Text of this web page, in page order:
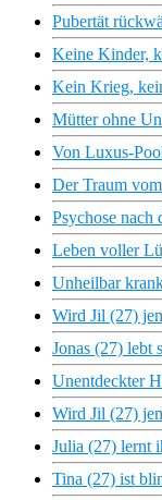
Pubertät
Keine Kinder,
Kein Krieg,
Mütter ohne
Von Luxus-
Der Traum
Psychose
Leben voller
Unheilbar
Wird Jil (27)
Jonas (27) lebt
Unentdeckter
Wird Jil (27)
Julia (27) lernt
Tina (27) ist